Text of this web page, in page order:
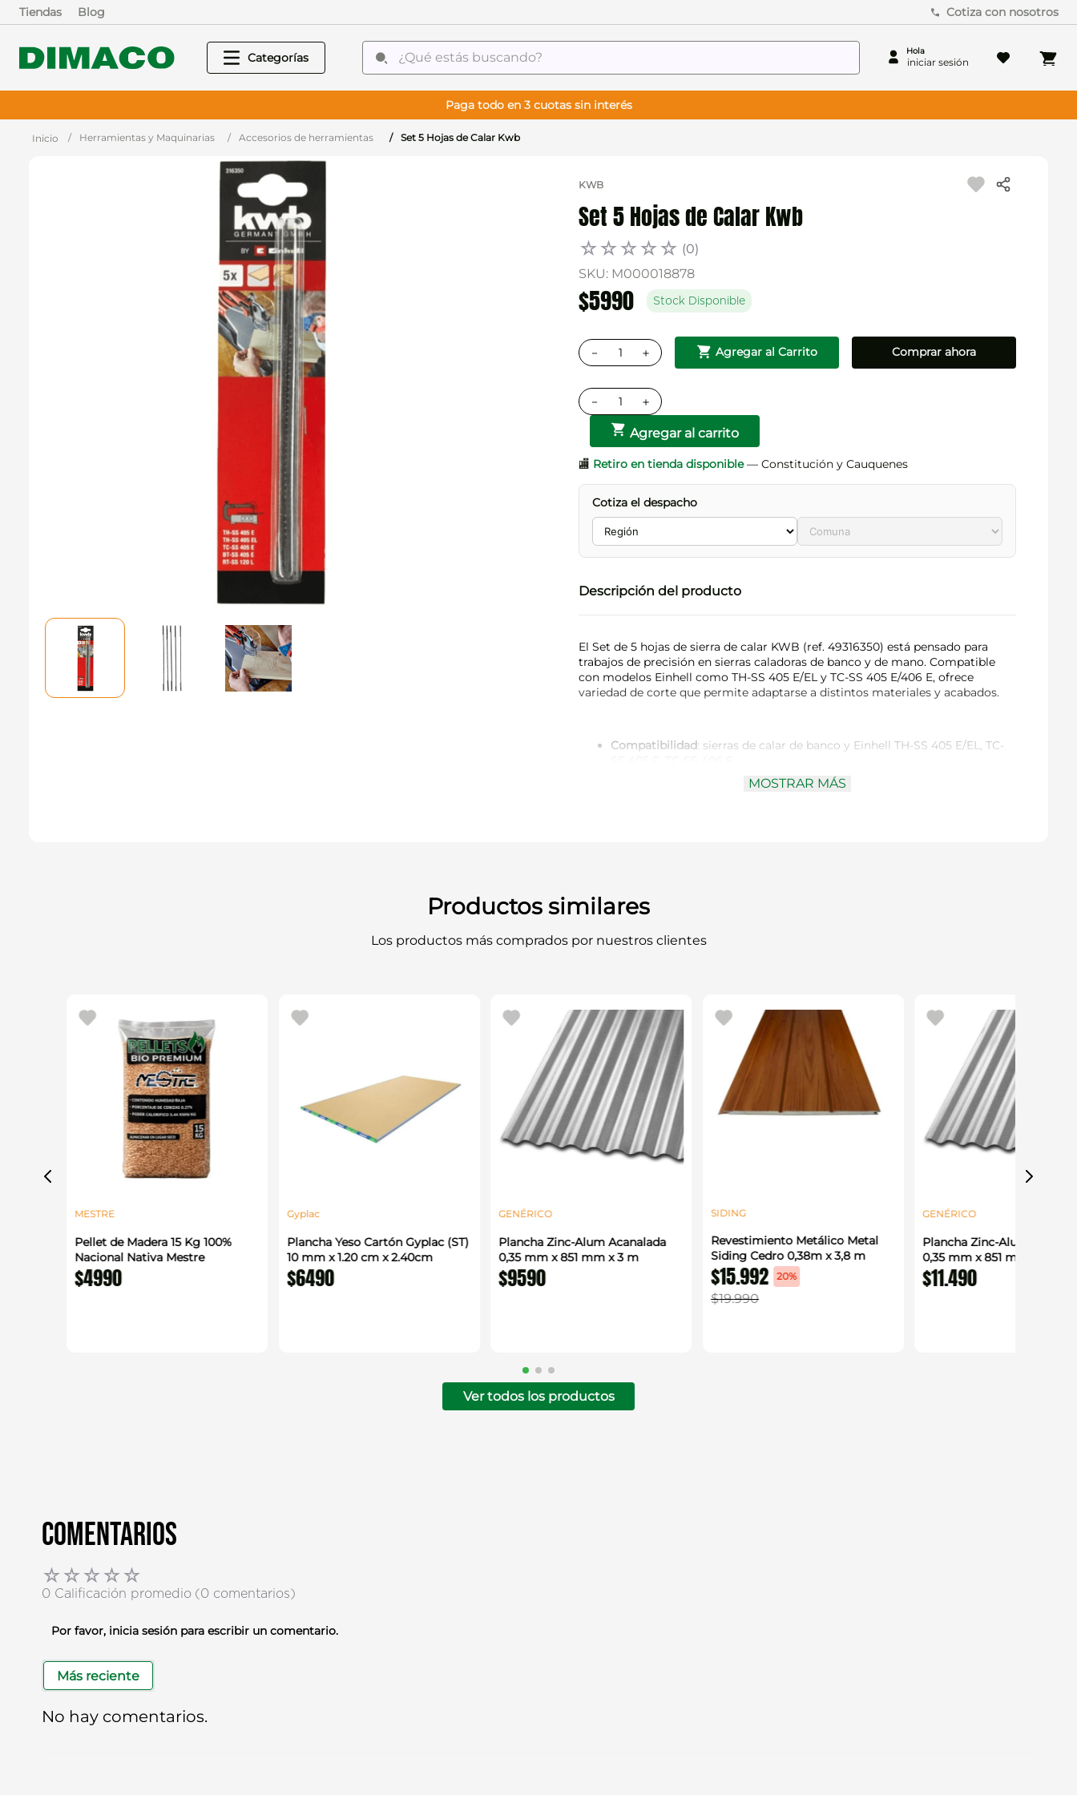
Tiendas Blog Cotiza con nosotros
¿Qué estás buscando?
Paga todo en 3 cuotas sin interés
Herramientas y Maquinarias Accesorios de herramientas Set 5 Hojas de Calar Kwb
KWB
Set 5 Hojas de Calar Kwb
☆☆☆☆☆ (0)
SKU: M000018878
$5990 Stock Disponible
＋
－ Agregar al Carrito Comprar ahora
＋
－
Agregar al carrito
🏬 Retiro en tienda disponible— Constitución y Cauquenes
Cotiza el despacho
Descripción del producto
El Set de 5 hojas de sierra de calar KWB (ref. 49316350) está pensado para
trabajos de precisión en sierras caladoras de banco y de mano. Compatible
con modelos Einhell como TH-SS 405 E/EL y TC-SS 405 E/406 E, ofrece
variedad de corte que permite adaptarse a distintos materiales y acabados.
Compatibilidad: sierras de calar de banco y Einhell TH-SS 405 E/EL, TC-
: 100 mm
MOSTRAR MÁS
Productos similares
Los productos más comprados por nuestros clientes
MESTRE
Pellet de Madera 15 Kg 100%
Nacional Nativa Mestre
$4990
Gyplac
Plancha Yeso Cartón Gyplac (ST)
10 mm x 1.20 cm x 2.40cm
$6490
GENÉRICO
Plancha Zinc-Alum Acanalada
0,35 mm x 851 mm x 3 m
$9590
SIDING
Revestimiento Metálico Metal
Siding Cedro 0,38m x 3,8 m
$15.992 20%
$19.990
GENÉRICO
Plancha Zinc-Alum
0,35 mm x 851 mm x 3,66
$11.490
Ver todos los productos
Comentarios
☆☆☆☆☆
0 Calificación promedio (0 comentarios)
Por favor, inicia sesión para escribir un comentario.
Más reciente
No hay comentarios.